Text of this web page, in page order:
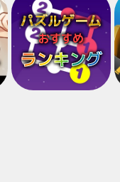
パズルゲーム
おすすめ
ランキング